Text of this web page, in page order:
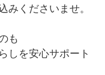
みくださいませ。
も
しを安心サポート